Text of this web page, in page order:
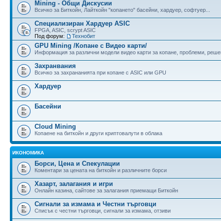
Mining - Общи Дискусии
Всичко за Биткойн, Лайткойн "копането" басейни, хардуер, софтуер...
Специализиран Хардуер ASIC
FPGA, ASIC, scrypt ASIC
Под форум:
Технобит
GPU Mining /Копане с Видео карти/
Информация за различни модели видео карти за копане, проблеми,
Захранвания
Всичко за захрананията при копане с ASIC или GPU
Хардуер
Басейни
Cloud Mining
Копаене на биткойн и други криптовалути в облака
ИКОНОМИКА
Борси, Цена и Спекулации
Коментари за цената на биткойн и различните борси
Хазарт, залагания и игри
Онлайн казина, сайтове за залагания приемащи Биткойн
Сигнали за измама и Честни търговци
Списък с честни търговци, сигнали за измама, отзиви